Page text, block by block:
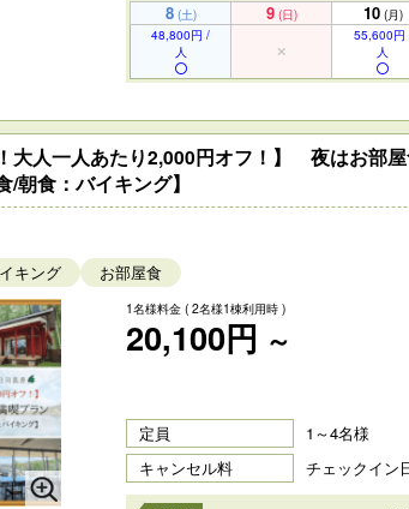
8 (土) 9 (日) 10 (月)
48,800円 /
人
55,600円
人
人一人あたり2,000円オフ！】 夜はお部
食：バイキング】
キング お部屋食
1名様料金 ( 2名様1棟利用時 )
20,100円 ～
定員
1～4名様
キャンセル料
チェックイン